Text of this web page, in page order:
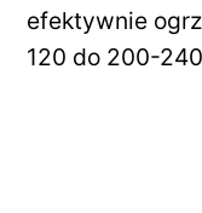
efektywnie
120 do 200-